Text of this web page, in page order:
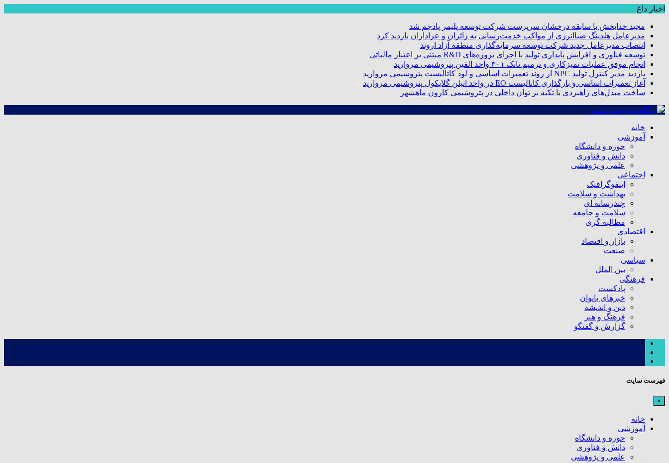
اخبار داغ
مجید خدابخش با سابقه درخشان سرپرست شرکت توسعه پلیمر پادجم شد
مدیرعامل هلدینگ صباانرژی از مواکب خدمت‌رسانی به زائران و عزاداران بازدید کرد
انتصاب مدیرعامل جدید شرکت توسعه سرمایه‌گذاری منطقه آزاد اروند
توسعه فناوری و افزایش پایداری تولید با اجرای پروژه‌های R&D مبتنی بر اعتبار مالیاتی
انجام موفق عملیات تمیزکاری و ترمیم تانک ۳۰۱ واحد الفین پتروشیمی مروارید
بازدید مدیر کنترل تولید NPC از روند تعمیرات اساسی و لود کاتالیست پتروشیمی مروارید
آغاز تعمیرات اساسی و بارگذاری کاتالیست EO در واحد اتیلن گلایکول پتروشیمی مروارید
ساخت مبدل‌های راهبردی با تکیه بر توان داخلی در پتروشیمی کارون ماهشهر
خانه
آموزشی
حوزه و دانشگاه
دانش و فناوری
علمی و پژوهشی
اجتماعی
اینفوگرافیک
بهداشت و سلامت
چندرسانه ای
سلامت و جامعه
مطالبه گری
اقتصادی
بازار و اقتصاد
صنعت
سیاسی
بین الملل
فرهنگی
پادکست
خبرهای بانوان
دین و اندیشه
فرهنگ و هنر
گزارش و گفتگو
فهرست سایت
×
خانه
آموزشی
حوزه و دانشگاه
دانش و فناوری
علمی و پژوهشی